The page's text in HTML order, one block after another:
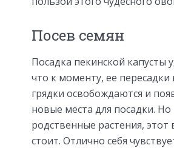
Посев семян
Посадка пекинской капусты
что к моменту, ее пересадки
грядки освобождаются и
новые места для посадки. Но
родственные растения, этот
стоит. Отлично себя